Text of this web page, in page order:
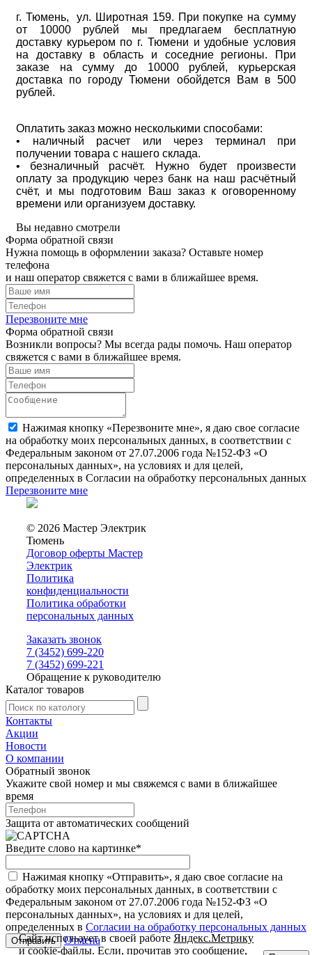
г. Тюмень, ул. Широтная 159. При покупке на сумму
от 10000 рублей мы предлагаем бесплатную
доставку курьером по г. Тюмени и удобные условия
на доставку в область и соседние регионы. При
заказе на сумму до 10000 рублей, курьерская
доставка по городу Тюмени обойдется Вам в 500
рублей.
Оплатить заказ можно несколькими способами:
• наличный расчет или через терминал при
получении товара с нашего склада.
• безналичный расчёт. Нужно будет произвести
оплату за продукцию через банк на наш расчётный
счёт, и мы подготовим Ваш заказ к оговоренному
времени или организуем доставку.
Вы недавно смотрели
Форма обратной связи
Нужна помощь в оформлении заказа? Оставьте номер
телефона
и наш оператор свяжется с вами в ближайшее время.
Перезвоните мне
Форма обратной связи
Возникли вопросы? Мы всегда рады помочь. Наш оператор
свяжется с вами в ближайшее время.
Нажимая кнопку «Перезвоните мне», я даю свое согласие
на обработку моих персональных данных, в соответствии с
Федеральным законом от 27.07.2006 года №152-ФЗ «О
персональных данных», на условиях и для целей,
определенных в Согласии на обработку персональных данных
Перезвоните мне
© 2026 Мастер Электрик
Тюмень
Договор оферты Мастер
Электрик
Политика
конфиденциальности
Политика обработки
персональных данных
Заказать звонок
7 (3452) 699-220
7 (3452) 699-221
Обращение к руководителю
Каталог товаров
Контакты
Акции
Новости
О компании
Обратный звонок
Укажите свой номер и мы свяжемся с вами в ближайшее
время
Защита от автоматических сообщений
Введите слово на картинке*
Нажимая кнопку «Отправить», я даю свое согласие на
обработку моих персональных данных, в соответствии с
Федеральным законом от 27.07.2006 года №152-ФЗ «О
персональных данных», на условиях и для целей,
определенных в Согласии на обработку персональных данных
Отмена
Сайт использует в своей работе Яндекс.Метрику
иcookie-файлы. Если, прочитав это сообщение,